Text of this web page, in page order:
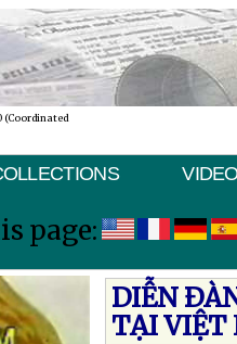
(Coordinated
page:
DIỄN
TẠI VIỆT